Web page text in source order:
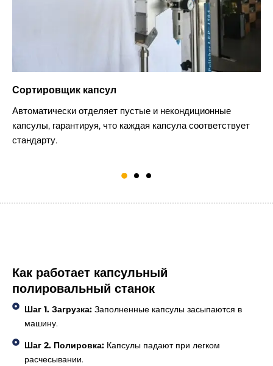
Автоматически отделяет пустые и некондиционные
капсулы, гарантируя, что каждая капсула соответствует
стандарту.
Сортировщик капсул
Как работает капсульный
полировальный станок
Шаг 1. Загрузка: Заполненные капсулы засыпаются в
машину.
Шаг 2. Полировка: Капсулы падают при легком
расчесывании.